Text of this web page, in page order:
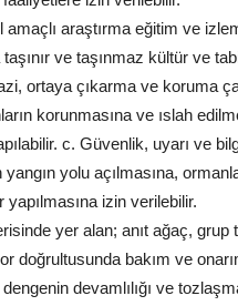
amaçlı araştırma eğitim ve
ve taşınmaz kültür ve
ortaya çıkarma ve koruma
korunmasına ve ıslah
c. Güvenlik, uyarı ve
yolu açılmasına,
yapılmasına izin verilebilir.
yer alan; anıt ağaç,
doğrultusunda bakım ve
devamlılığı ve
Şanlıurfa